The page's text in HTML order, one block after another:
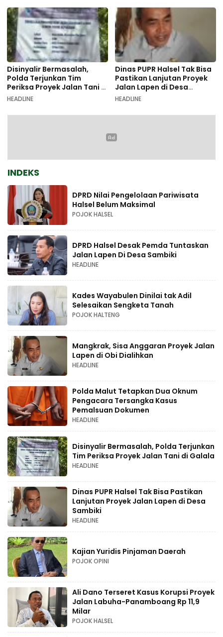
Disinyalir Bermasalah,
Polda Terjunkan Tim
Periksa Proyek Jalan Tani di
Galala
HEADLINE
Dinas PUPR Halsel Tak Bisa
Pastikan Lanjutan Proyek
Jalan Lapen di Desa
Sambiki
HEADLINE
INDEKS
DPRD Nilai Pengelolaan Pariwisata
Halsel Belum Maksimal
POJOK HALSEL
DPRD Halsel Desak Pemda Tuntaskan
Jalan Lapen Di Desa Sambiki
HEADLINE
Kades Wayabulen Dinilai tak Adil
Selesaikan Sengketa Tanah
POJOK HALTENG
Mangkrak, Sisa Anggaran Proyek Jalan
Lapen di Obi Dialihkan
HEADLINE
Polda Malut Tetapkan Dua Oknum
Pengacara Tersangka Kasus
Pemalsuan Dokumen
HEADLINE
Disinyalir Bermasalah, Polda Terjunkan
Tim Periksa Proyek Jalan Tani di Galala
HEADLINE
Dinas PUPR Halsel Tak Bisa Pastikan
Lanjutan Proyek Jalan Lapen di Desa
Sambiki
HEADLINE
Kajian Yuridis Pinjaman Daerah
POJOK OPINI
Ali Dano Terseret Kasus Korupsi Proyek
Jalan Labuha-Panamboang Rp 11,9
Milar
POJOK HALSEL